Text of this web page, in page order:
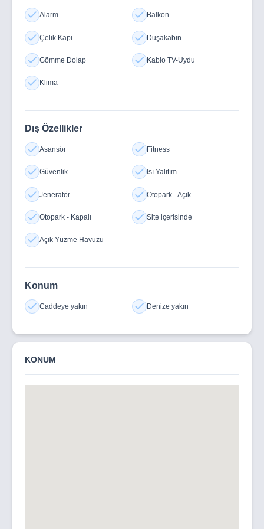
Alarm Balkon
Çelik Kapı Duşakabin
Gömme Dolap Kablo TV-Uydu
Klima
Dış Özellikler
Asansör Fitness
Güvenlik Isı Yalıtım
Jeneratör Otopark - Açık
Otopark - Kapalı Site içerisinde
Açık Yüzme Havuzu
Konum
Caddeye yakın Denize yakın
KONUM